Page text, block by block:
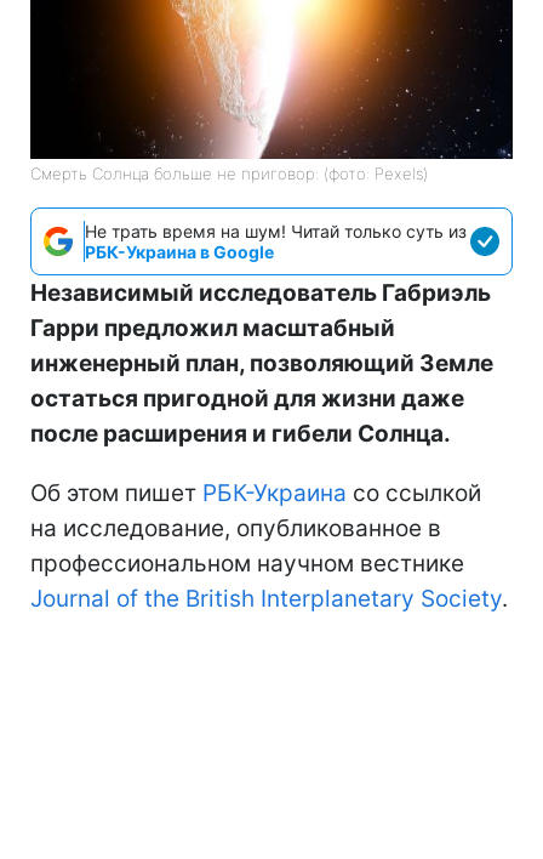
Смерть Солнца больше не приговор: (фото: Pexels)
Не трать время на шум! Читай только суть из
РБК-Украина в Google
Независимый исследователь Габриэль
Гарри предложил масштабный
инженерный план, позволяющий Земле
остаться пригодной для жизни даже
после расширения и гибели Солнца.
Об этом пишет РБК-Украина со ссылкой
на исследование, опубликованное в
профессиональном научном вестнике
Journal of the British Interplanetary Society.